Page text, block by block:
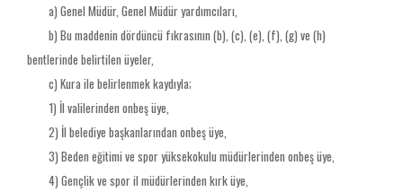
a) Genel Müdür, Genel Müdür yardımcıları,
b) Bu maddenin dördüncü fıkrasının (b), (c), (e), (f), (g) ve (h)
bentlerinde belirtilen üyeler,
c) Kura ile belirlenmek kaydıyla;
1) İl valilerinden onbeş üye,
2) İl belediye başkanlarından onbeş üye,
3) Beden eğitimi ve spor yüksekokulu müdürlerinden onbeş üye,
4) Gençlik ve spor il müdürlerinden kırk üye,